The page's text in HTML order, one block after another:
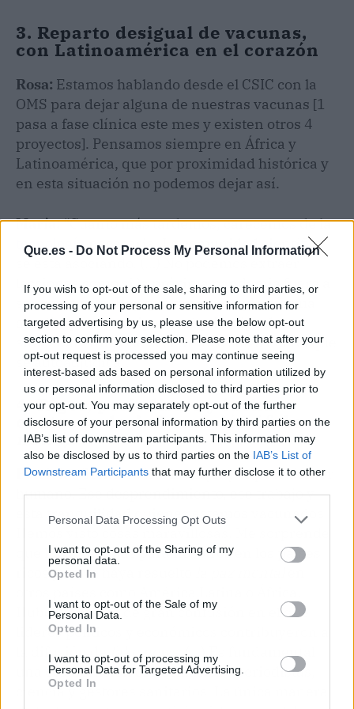
Que.es - Do Not Process My Personal Information
If you wish to opt-out of the sale, sharing to third parties, or
processing of your personal or sensitive information for
targeted advertising by us, please use the below opt-out
section to confirm your selection. Please note that after your
opt-out request is processed you may continue seeing
interest-based ads based on personal information utilized by
us or personal information disclosed to third parties prior to
your opt-out. You may separately opt-out of the further
disclosure of your personal information by third parties on the
IAB’s list of downstream participants. This information may
also be disclosed by us to third parties on the IAB’s List of
Downstream Participants that may further disclose it to other
Personal Data Processing Opt Outs
I want to opt-out of the Sharing of my
personal data.
Opted In
I want to opt-out of the Sale of my
Personal Data.
Opted In
I want to opt-out of processing my
Personal Data for Targeted Advertising.
Opted In
3. Reparto desigual de vacunas,
con Latinoamérica en el corazón
Rosa: Estamos hablando desde el CSIC con la
OMS para dejar alguna de nuestras vacunas [1
pasa a fase clínica este mes y existen otros 4
proyectos]. Pensamos siempre en África y
Latinoamérica, que por proximidad histórica y
en esta situación no podemos dejar así.
María:“Cuanto más tardemos, carecemos de la
tecnologíanecesaria. La comunidad científica
se está asociando. (…) No podemos extraer
lecciones como si la próxima pandemia fuera a
ser como ésta. Hay que tener una plataforma
amplia, para anticipar cualquier tipo de
situación viral, que el científico salga del rol que
se autoadjudica”.
4. Rigor, periodismo y lucha
contra la desinformación ( fake
news)
Patricia:“Hemos visto lo mejor y lo peor del ser
humano. Ese desprendimiento, ese trabajo y
esta tranquilidad quienes estamos vacunados.
que haya vacunas para nosotros en los países
ricos y no se haya resuelto
Hubo momento de gran confusión en el que
lideres políticos y económicos contribuyeron a
la difusión de fake news
. (…) Es fundamental
una colaboración estrecha entre periodistas,
ciencia y gestores sanitarios. La única manera